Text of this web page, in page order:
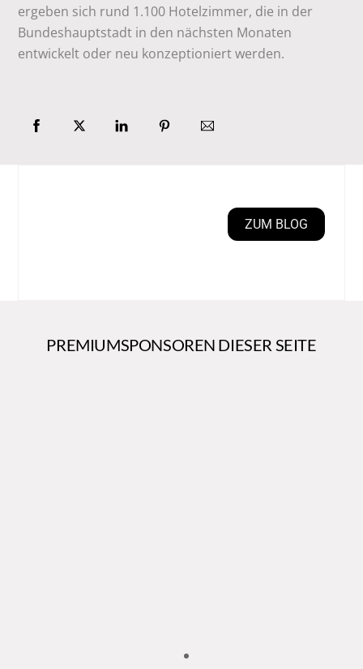
ergeben sich rund 1.100 Hotelzimmer, die in der
Bundeshauptstadt in den nächsten Monaten
entwickelt oder neu konzeptioniert werden.
ZUM BLOG
PREMIUMSPONSOREN DIESER SEITE